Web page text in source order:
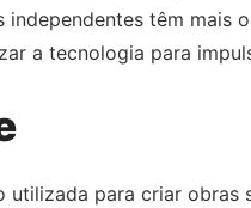
independentes têm mais
a tecnologia para
utilizada para criar obras